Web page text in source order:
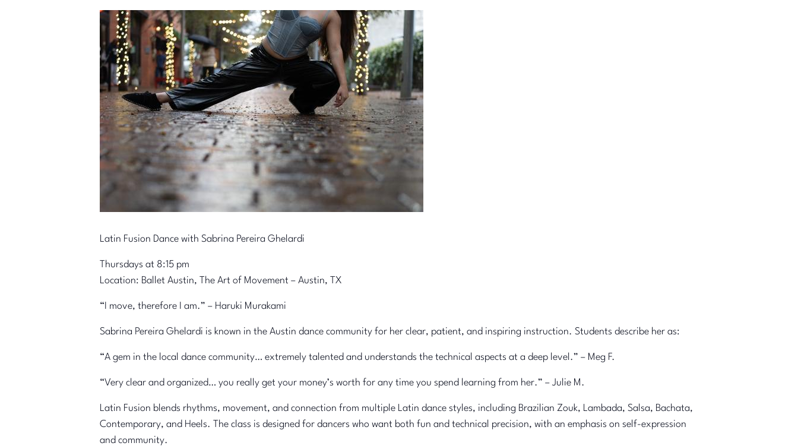
Latin Fusion Dance with Sabrina Pereira Ghelardi
Thursdays at 8:15 pm
Location: Ballet Austin, The Art of Movement – Austin, TX
“I move, therefore I am.” – Haruki Murakami
Sabrina Pereira Ghelardi is known in the Austin dance community for her clear, patient, and inspiring instruction. Students describe her as:
“A gem in the local dance community… extremely talented and understands the technical aspects at a deep level.” – Meg F.
“Very clear and organized… you really get your money’s worth for any time you spend learning from her.” – Julie M.
Latin Fusion blends rhythms, movement, and connection from multiple Latin dance styles, including Brazilian Zouk, Lambada, Salsa, Bachata,
Contemporary, and Heels. The class is designed for dancers who want both fun and technical precision, with an emphasis on self-expression
and community.